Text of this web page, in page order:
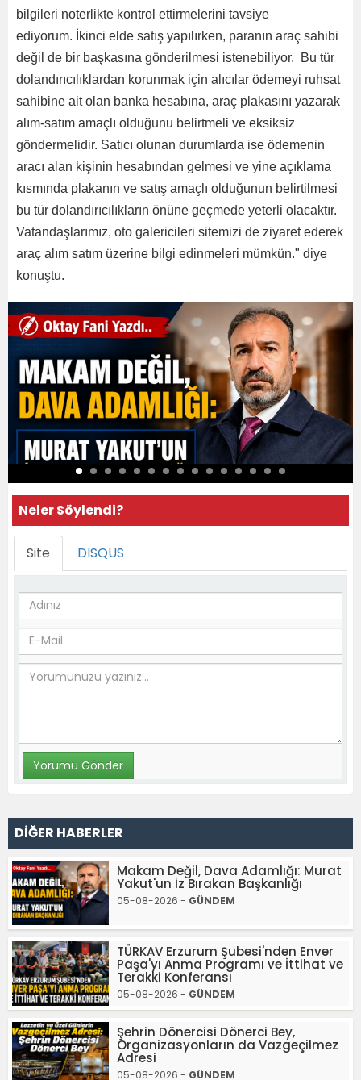
bilgileri noterlikte kontrol ettirmelerini tavsiye
ediyorum. İkinci elde satış yapılırken, paranın araç sahibi
değil de bir başkasına gönderilmesi istenebiliyor. Bu tür
dolandırıcılıklardan korunmak için alıcılar ödemeyi ruhsat
sahibine ait olan banka hesabına, araç plakasını yazarak
alım-satım amaçlı olduğunu belirtmeli ve eksiksiz
göndermelidir. Satıcı olunan durumlarda ise ödemenin
aracı alan kişinin hesabından gelmesi ve yine açıklama
kısmında plakanın ve satış amaçlı olduğunun belirtilmesi
bu tür dolandırıcılıkların önüne geçmede yeterli olacaktır.
Vatandaşlarımız, oto galericileri sitemizi de ziyaret ederek
araç alım satım üzerine bilgi edinmeleri mümkün." diye
konuştu.
Neler Söylendi?
Site DISQUS
DİĞER HABERLER
Makam Değil, Dava Adamlığı: Murat
Yakut'un İz Bırakan Başkanlığı
05-08-2026 - GÜNDEM
TÜRKAV Erzurum Şubesi'nden Enver
Paşa'yı Anma Programı ve İttihat ve
Terakki Konferansı
05-08-2026 - GÜNDEM
Şehrin Dönercisi Dönerci Bey,
Organizasyonların da Vazgeçilmez
Adresi
05-08-2026 - GÜNDEM